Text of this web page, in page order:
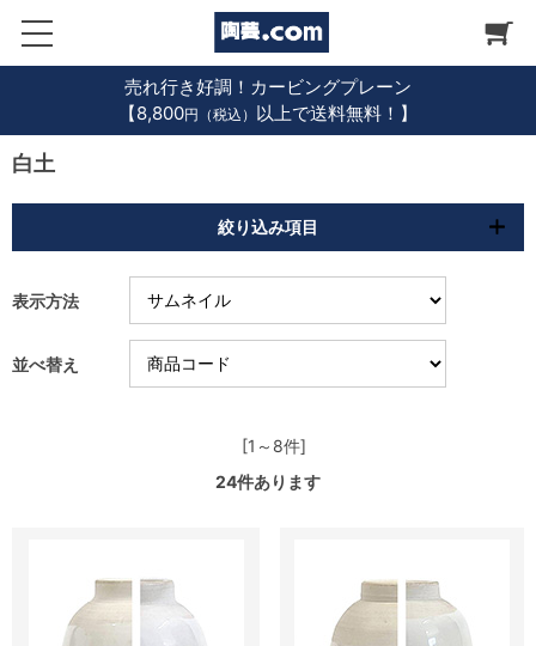
売れ行き好調！カービングプレーン
【8,800円（税込） 以上で送料無料！】
白土
絞り込み項目
表示方法
並べ替え
[1～8件]
24件あります